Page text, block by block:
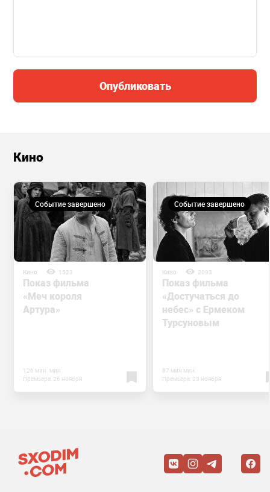
Опубликовать
Кино
Событие завершено
Кино 1523
Показ фильма
«Меч короля
Артура»
126 мин. мин.
Премьера: 26 ноября
Событие завершено
Кино 2093
Показ фильма
«Достучаться до
небес» с Ермеком
Турсуновым
87 мин мин.
Премьера: 23 ноября